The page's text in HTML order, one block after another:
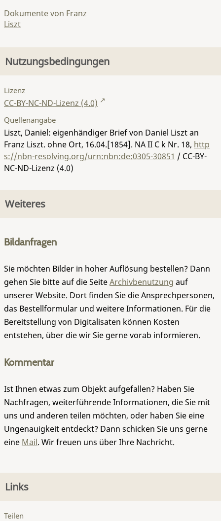
Dokumente von Franz
Liszt
Nutzungsbedingungen
Lizenz
CC-BY-NC-ND-Lizenz (4.0)
Quellenangabe
Liszt, Daniel: eigenhändiger Brief von Daniel Liszt an
Franz Liszt. ohne Ort, 16.04.[1854]. NA II C k Nr. 18, http
s://nbn-resolving.org/urn:nbn:de:0305-30851 / CC-BY-
NC-ND-Lizenz (4.0)
Weiteres
Bildanfragen
Sie möchten Bilder in hoher Auflösung bestellen? Dann
gehen Sie bitte auf die SeiteArchivbenutzung auf
unserer Website. Dort finden Sie die Ansprechpersonen,
das Bestellformular und weitere Informationen. Für die
Bereitstellung von Digitalisaten können Kosten
entstehen, über die wir Sie gerne vorab informieren.
Kommentar
Ist Ihnen etwas zum Objekt aufgefallen? Haben Sie
Nachfragen, weiterführende Informationen, die Sie mit
uns und anderen teilen möchten, oder haben Sie eine
Ungenauigkeit entdeckt? Dann schicken Sie uns gerne
eine Mail. Wir freuen uns über Ihre Nachricht.
Links
Teilen